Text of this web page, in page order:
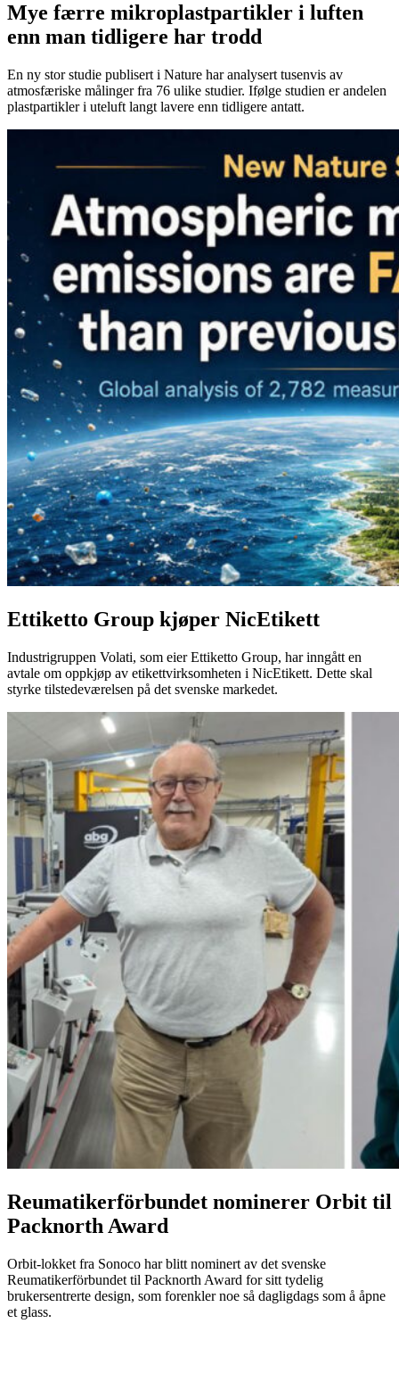
Mye færre mikroplastpartikler i luften
enn man tidligere har trodd
En ny stor studie publisert i Nature har analysert tusenvis av
atmosfæriske målinger fra 76 ulike studier. Ifølge studien er andelen
plastpartikler i uteluft langt lavere enn tidligere antatt.
Ettiketto Group kjøper NicEtikett
Industrigruppen Volati, som eier Ettiketto Group, har inngått en
avtale om oppkjøp av etikettvirksomheten i NicEtikett. Dette skal
styrke tilstedeværelsen på det svenske markedet.
Reumatikerförbundet nominerer Orbit til
Packnorth Award
Orbit-lokket fra Sonoco har blitt nominert av det svenske
Reumatikerförbundet til Packnorth Award for sitt tydelig
brukersentrerte design, som forenkler noe så dagligdags som å åpne
et glass.